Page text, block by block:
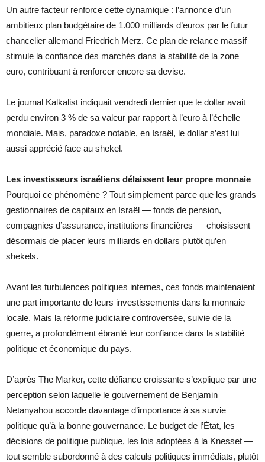
Un autre facteur renforce cette dynamique : l’annonce d’un
ambitieux plan budgétaire de 1.000 milliards d’euros par le futur
chancelier allemand Friedrich Merz. Ce plan de relance massif
stimule la confiance des marchés dans la stabilité de la zone
euro, contribuant à renforcer encore sa devise.
Le journal Kalkalist indiquait vendredi dernier que le dollar avait
perdu environ 3 % de sa valeur par rapport à l’euro à l’échelle
mondiale. Mais, paradoxe notable, en Israël, le dollar s’est lui
aussi apprécié face au shekel.
Les investisseurs israéliens délaissent leur propre monnaie
Pourquoi ce phénomène ? Tout simplement parce que les grands
gestionnaires de capitaux en Israël — fonds de pension,
compagnies d’assurance, institutions financières — choisissent
désormais de placer leurs milliards en dollars plutôt qu’en
shekels.
Avant les turbulences politiques internes, ces fonds maintenaient
une part importante de leurs investissements dans la monnaie
locale. Mais la réforme judiciaire controversée, suivie de la
guerre, a profondément ébranlé leur confiance dans la stabilité
politique et économique du pays.
D’après The Marker, cette défiance croissante s’explique par une
perception selon laquelle le gouvernement de Benjamin
Netanyahou accorde davantage d’importance à sa survie
politique qu’à la bonne gouvernance. Le budget de l’État, les
décisions de politique publique, les lois adoptées à la Knesset —
tout semble subordonné à des calculs politiques immédiats, plutôt